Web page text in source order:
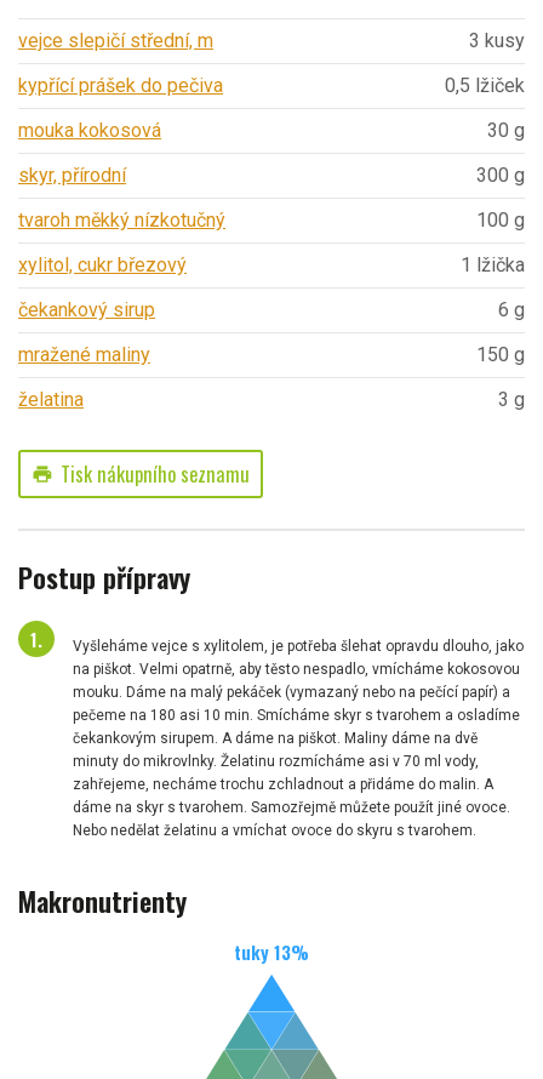
vejce slepičí střední, m
3 kusy
kypřící prášek do pečiva
0,5 lžiček
mouka kokosová
30 g
skyr, přírodní
300 g
tvaroh měkký nízkotučný
100 g
xylitol, cukr březový
1 lžička
čekankový sirup
6 g
mražené maliny
150 g
želatina
3 g
print Tisk nákupního seznamu
Postup přípravy
Vyšleháme vejce s xylitolem, je potřeba šlehat opravdu dlouho, jako
na piškot. Velmi opatrně, aby těsto nespadlo, vmícháme kokosovou
mouku. Dáme na malý pekáček (vymazaný nebo na pečící papír) a
pečeme na 180 asi 10 min. Smícháme skyr s tvarohem a osladíme
čekankovým sirupem. A dáme na piškot. Maliny dáme na dvě
minuty do mikrovlnky. Želatinu rozmícháme asi v 70 ml vody,
zahřejeme, necháme trochu zchladnout a přidáme do malin. A
dáme na skyr s tvarohem. Samozřejmě můžete použít jiné ovoce.
Nebo nedělat želatinu a vmíchat ovoce do skyru s tvarohem.
Makronutrienty
tuky13%